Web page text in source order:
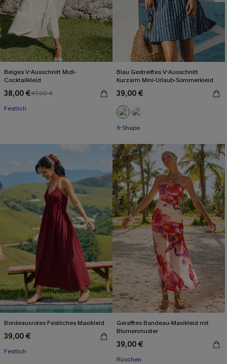
Beiges V-Ausschnitt Midi-
Cocktailkleid
38,00 €47,00 €
Festlich
Blau Gestreiftes V-Ausschnitt
Kurzarm Mini-Urlaub-Sommerkleid
39,00 €
X-Shape
Bordeauxrotes Festliches Maxikleid
39,00 €
Festlich
Gerafftes Bandeau-Maxikleid mit
Blumenmuster
39,00 €
Rüschen